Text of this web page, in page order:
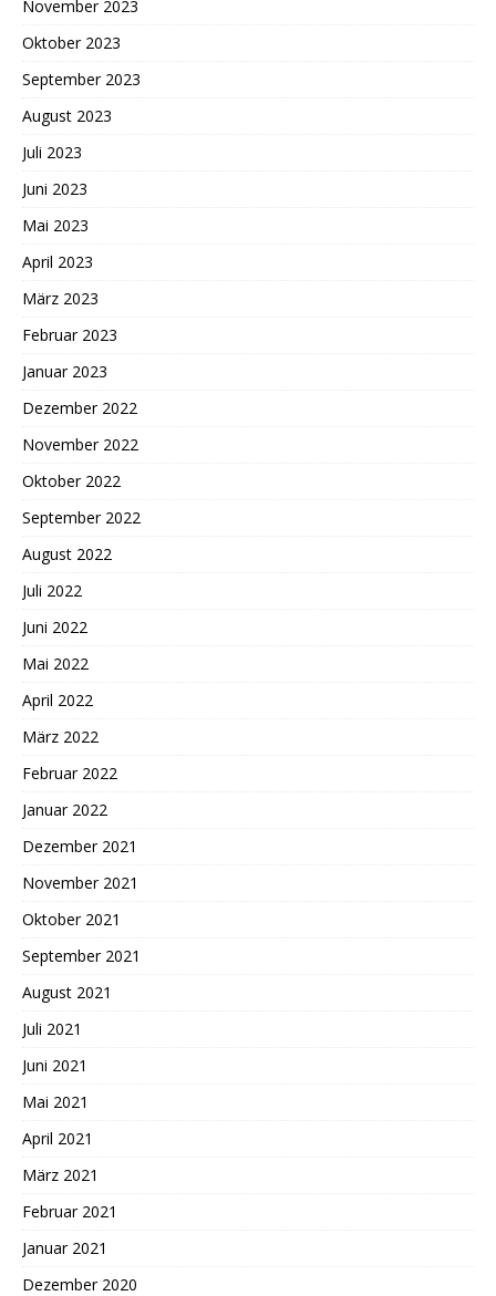
November 2023
Oktober 2023
September 2023
August 2023
Juli 2023
Juni 2023
Mai 2023
April 2023
März 2023
Februar 2023
Januar 2023
Dezember 2022
November 2022
Oktober 2022
September 2022
August 2022
Juli 2022
Juni 2022
Mai 2022
April 2022
März 2022
Februar 2022
Januar 2022
Dezember 2021
November 2021
Oktober 2021
September 2021
August 2021
Juli 2021
Juni 2021
Mai 2021
April 2021
März 2021
Februar 2021
Januar 2021
Dezember 2020